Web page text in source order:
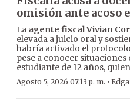
omisión ante acoso
La agente fiscal Vivian
elevada a juicio oral y
habría activado el
pese a conocer
estudiante de 12 años,
Agosto 5, 2026 07:13 p. m. ·